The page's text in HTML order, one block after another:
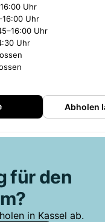
Uhr
Uhr
Uhr
Uhr
Abholen
für den
in Kassel ab.